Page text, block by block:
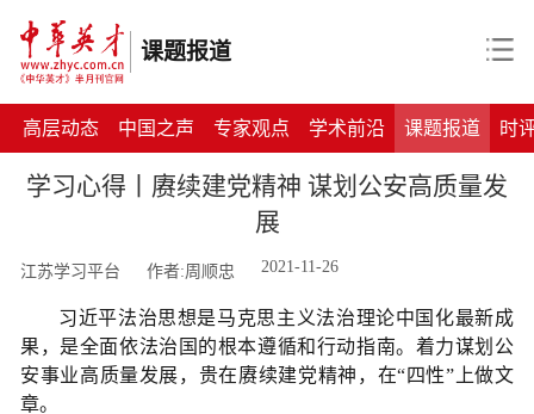
课题报道
高层动态 中国之声 专家观点 学术前沿 课题报道 时
学习心得丨赓续建党精神 谋划公安高质量发
展
江苏学习平台 作者:周顺忠 2021-11-26
习近平法治思想是马克思主义法治理论中国化最新成
果，是全面依法治国的根本遵循和行动指南。着力谋划公
安事业高质量发展，贵在赓续建党精神，在“四性”上做文
章。